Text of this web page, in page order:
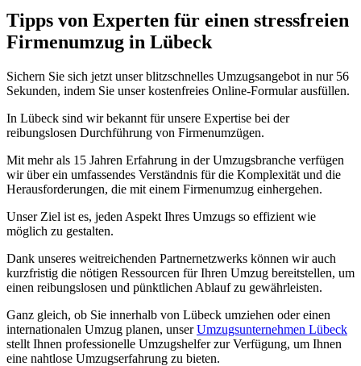
Tipps von Experten für einen stressfreien
Firmenumzug in Lübeck
Sichern Sie sich jetzt unser blitzschnelles Umzugsangebot in nur 56
Sekunden, indem Sie unser kostenfreies Online-Formular ausfüllen.
In Lübeck sind wir bekannt für unsere Expertise bei der
reibungslosen Durchführung von Firmenumzügen.
Mit mehr als 15 Jahren Erfahrung in der Umzugsbranche verfügen
wir über ein umfassendes Verständnis für die Komplexität und die
Herausforderungen, die mit einem Firmenumzug einhergehen.
Unser Ziel ist es, jeden Aspekt Ihres Umzugs so effizient wie
möglich zu gestalten.
Dank unseres weitreichenden Partnernetzwerks können wir auch
kurzfristig die nötigen Ressourcen für Ihren Umzug bereitstellen, um
einen reibungslosen und pünktlichen Ablauf zu gewährleisten.
Ganz gleich, ob Sie innerhalb von Lübeck umziehen oder einen
internationalen Umzug planen, unserUmzugsunternehmen Lübeck
stellt Ihnen professionelle Umzugshelfer zur Verfügung, um Ihnen
eine nahtlose Umzugserfahrung zu bieten.